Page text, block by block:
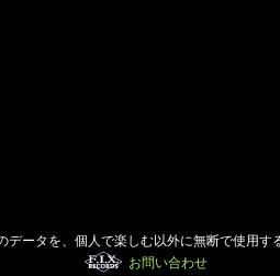
データを、個人で楽しむ以外に無断で使用す
お問い合わせ